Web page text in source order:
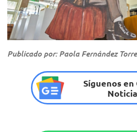
Publicado por: Paola Fernández
Síguenos en